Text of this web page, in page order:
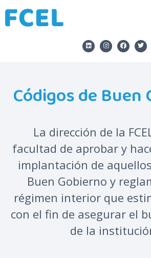
Códigos de
La dirección de la
facultad de aprobar y
implantación de
Buen Gobierno y
régimen interior que
con el fin de asegurar el
de la